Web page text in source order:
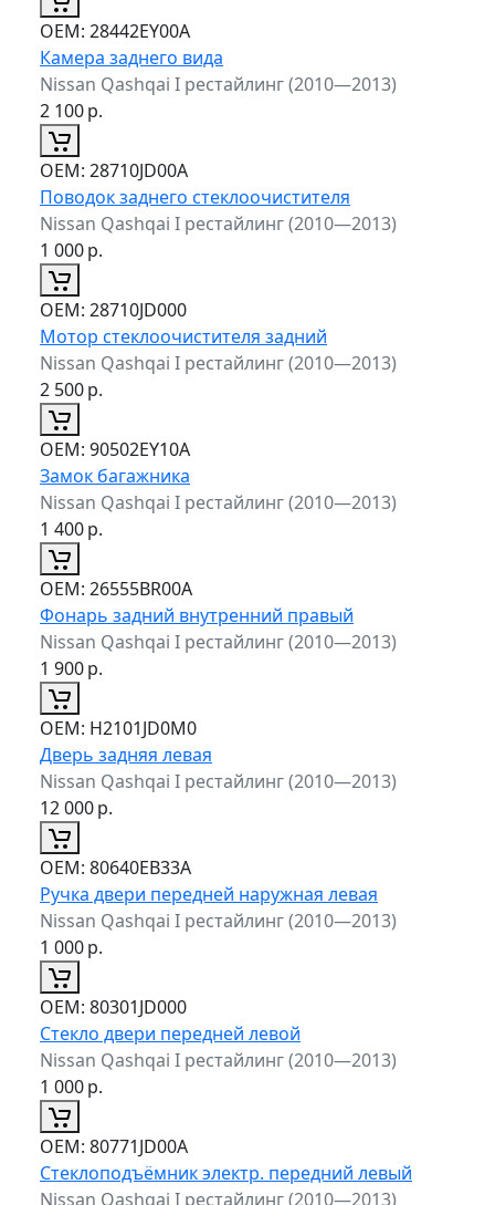
ОЕМ: 28442EY00A
Камера заднего вида
Nissan Qashqai I рестайлинг (2010—2013)
2 100р.
ОЕМ: 28710JD00A
Поводок заднего стеклоочистителя
Nissan Qashqai I рестайлинг (2010—2013)
1 000р.
ОЕМ: 28710JD000
Мотор стеклоочистителя задний
Nissan Qashqai I рестайлинг (2010—2013)
2 500р.
ОЕМ: 90502EY10A
Замок багажника
Nissan Qashqai I рестайлинг (2010—2013)
1 400р.
ОЕМ: 26555BR00A
Фонарь задний внутренний правый
Nissan Qashqai I рестайлинг (2010—2013)
1 900р.
ОЕМ: H2101JD0M0
Дверь задняя левая
Nissan Qashqai I рестайлинг (2010—2013)
12 000р.
ОЕМ: 80640EB33A
Ручка двери передней наружная левая
Nissan Qashqai I рестайлинг (2010—2013)
1 000р.
ОЕМ: 80301JD000
Стекло двери передней левой
Nissan Qashqai I рестайлинг (2010—2013)
1 000р.
ОЕМ: 80771JD00A
Стеклоподъёмник электр. передний левый
Nissan Qashqai I рестайлинг (2010—2013)